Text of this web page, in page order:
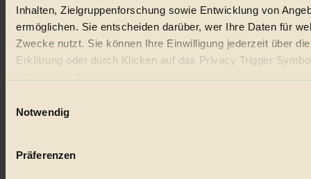
Inhalten, Zielgruppenforschung sowie Entwicklung von
ermöglichen. Sie entscheiden darüber, wer Ihre Daten für
Zwecke nutzt. Sie können Ihre Einwilligung jederzeit über
Erklärung oder durch Klicken auf das Privacy Trigger
Wenn Sie es erlauben, würden wir auch gerne:
Ihr Gerät durch aktives Scannen nach bestimmten
Notwendig
Präferenzen
Social Media
22.601 Fans auf Facebook
3.415 Follower auf Twitter
Folge uns auf Instagram
Themen
Nachhaltigkeit